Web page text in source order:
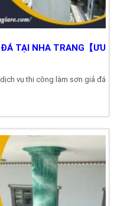
TẠI NHA TRANG【ƯU
vụ thi công làm sơn giả đá